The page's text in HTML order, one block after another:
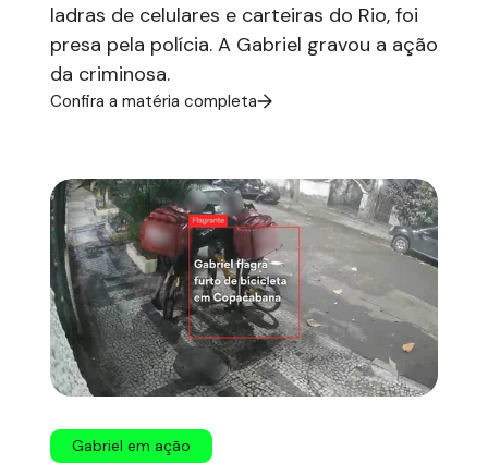
ladras de celulares e carteiras do Rio, foi
presa pela polícia. A Gabriel gravou a ação
da criminosa.
Confira a matéria completa
Gabriel em ação